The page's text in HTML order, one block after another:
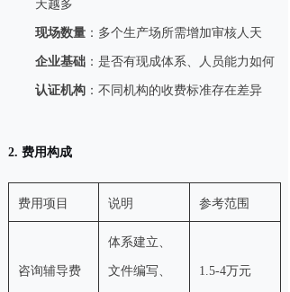
天越多
现场数量 ：多个生产场所需增加审核人天
企业基础 ：是否有现成体系、人员能力如何
认证机构 ：不同机构的收费标准存在差异
2. 费用构成
费用项目 说明 参考范围
咨询辅导费
体系建立、
文件编写、 1.5-4万元